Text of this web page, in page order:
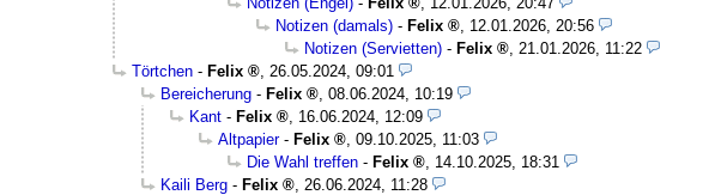
Notizen (damals) - Felix
12.01.2026, 20:56
Notizen (Servietten) - Felix
21.01.2026, 11:22
Törtchen - Felix
26.05.2024, 09:01
Bereicherung - Felix
08.06.2024, 10:19
Kant - Felix
16.06.2024, 12:09
Altpapier- Felix
09.10.2025, 11:03
Die Wahl treffen - Felix
14.10.2025, 18:31
Kaili Berg - Felix
26.06.2024, 11:28